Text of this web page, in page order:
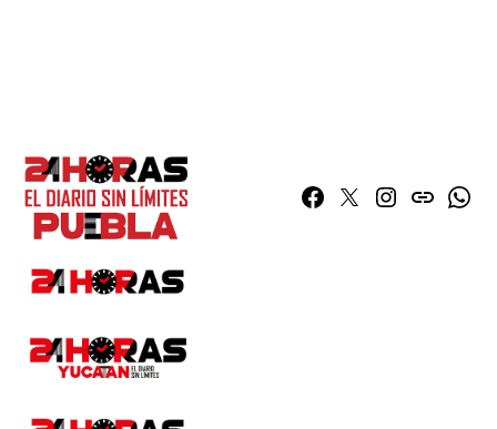
Facebook
TwitterInstagram
issuu